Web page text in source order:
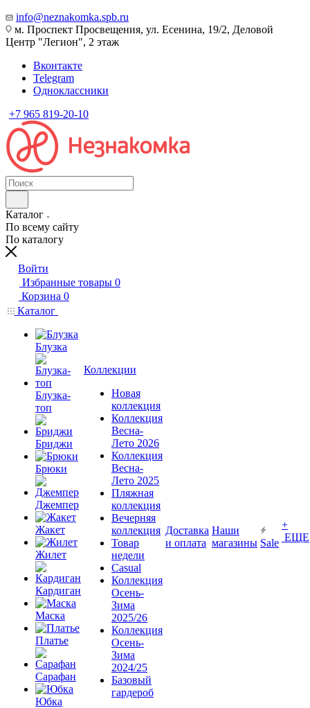
info@neznakomka.spb.ru
м. Проспект Просвещения, ул. Есенина, 19/2, Деловой
Центр "Легион", 2 этаж
Вконтакте
Telegram
Одноклассники
+7 965 819-20-10
Каталог
По всему сайту
По каталогу
Войти
Избранные товары 0
Корзина 0
Каталог
Блузка
Блузка-
топ
Бриджи
Брюки
Джемпер
Жакет
Жилет
Кардиган
Маска
Платье
Сарафан
Юбка
Коллекции
Новая
коллекция
Коллекция
Весна-
Лето 2026
Коллекция
Весна-
Лето 2025
Пляжная
коллекция
Вечерняя
коллекция
Товар
недели
Casual
Коллекция
Осень-
Зима
2025/26
Коллекция
Осень-
Зима
2024/25
Базовый
гардероб
Доставка
и оплата
Наши
магазины Sale
+
ЕЩЕ